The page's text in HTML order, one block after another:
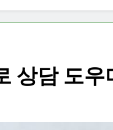
상담 도우